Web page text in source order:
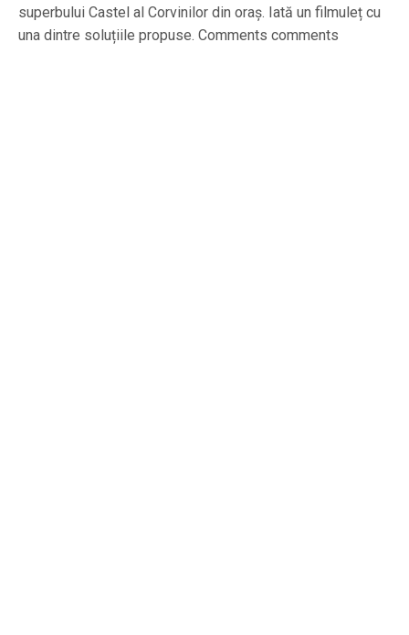
superbului Castel al Corvinilor din oraș. Iată un filmuleț cu
una dintre soluțiile propuse. Comments comments